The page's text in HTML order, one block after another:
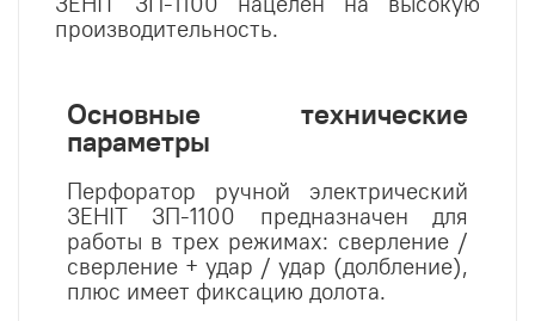
производительность.
Основные технические
параметры
Перфоратор ручной электрический
ЗЕНІТ ЗП-1100 предназначен для
работы в трех режимах: сверление /
сверление + удар / удар (долбление),
плюс имеет фиксацию долота.